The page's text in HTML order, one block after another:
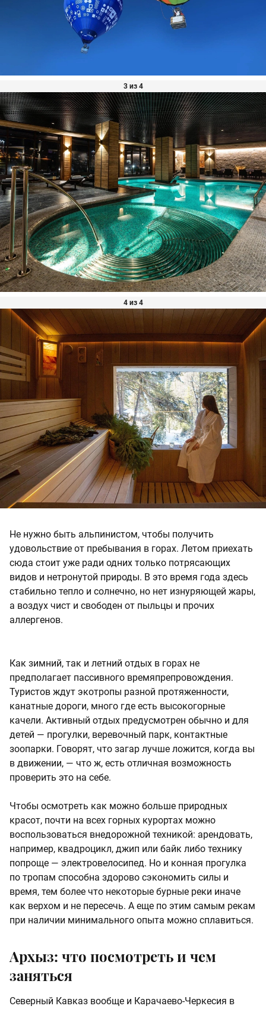
3 из 4
4 из 4
Не нужно быть альпинистом, чтобы получить
удовольствие от пребывания в горах. Летом приехать
сюда стоит уже ради одних только потрясающих
видов и нетронутой природы. В это время года здесь
стабильно тепло и солнечно, но нет изнуряющей жары,
а воздух чист и свободен от пыльцы и прочих
аллергенов.
Как зимний, так и летний отдых в горах не
предполагает пассивного времяпрепровождения.
Туристов ждут экотропы разной протяженности,
канатные дороги, много где есть высокогорные
качели. Активный отдых предусмотрен обычно и для
детей — прогулки, веревочный парк, контактные
зоопарки. Говорят, что загар лучше ложится, когда вы
в движении, — что ж, есть отличная возможность
проверить это на себе.
Чтобы осмотреть как можно больше природных
красот, почти на всех горных курортах можно
воспользоваться внедорожной техникой: арендовать,
например, квадроцикл, джип или байк либо технику
попроще — электровелосипед. Но и конная прогулка
по тропам способна здорово сэкономить силы и
время, тем более что некоторые бурные реки иначе
как верхом и не пересечь. А еще по этим самым рекам
при наличии минимального опыта можно сплавиться.
Архыз: что посмотреть и чем
заняться
Северный Кавказ вообще и Карачаево-Черкесия в